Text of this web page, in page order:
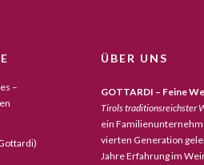
–
ÜBER UNS
GOTTARDI – Feine
Tirols traditionsreichster
ein
vierten Generation
Jahre Erfahrung im